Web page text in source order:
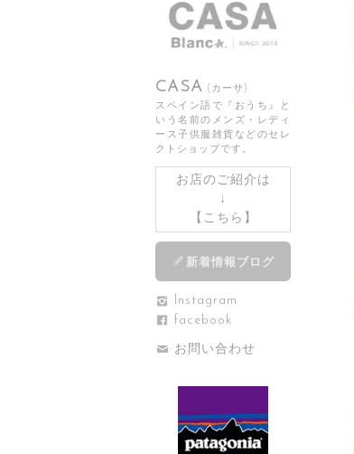
CASA (カーサ)
スペイン語で『おうち』と
いう名前のメンズ・レディ
ース子供服雑貨などのセレ
クトショップです。
お店のご紹介は
↓
【 こちら 】
新着情報ブログ
Instagram
facebook
お問い合わせ